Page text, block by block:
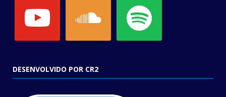
DESENVOLVIDO POR CR2